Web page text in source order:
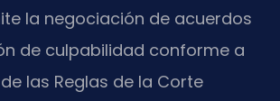
la negociación de acuerdos
de culpabilidad conforme a
las Reglas de la Corte